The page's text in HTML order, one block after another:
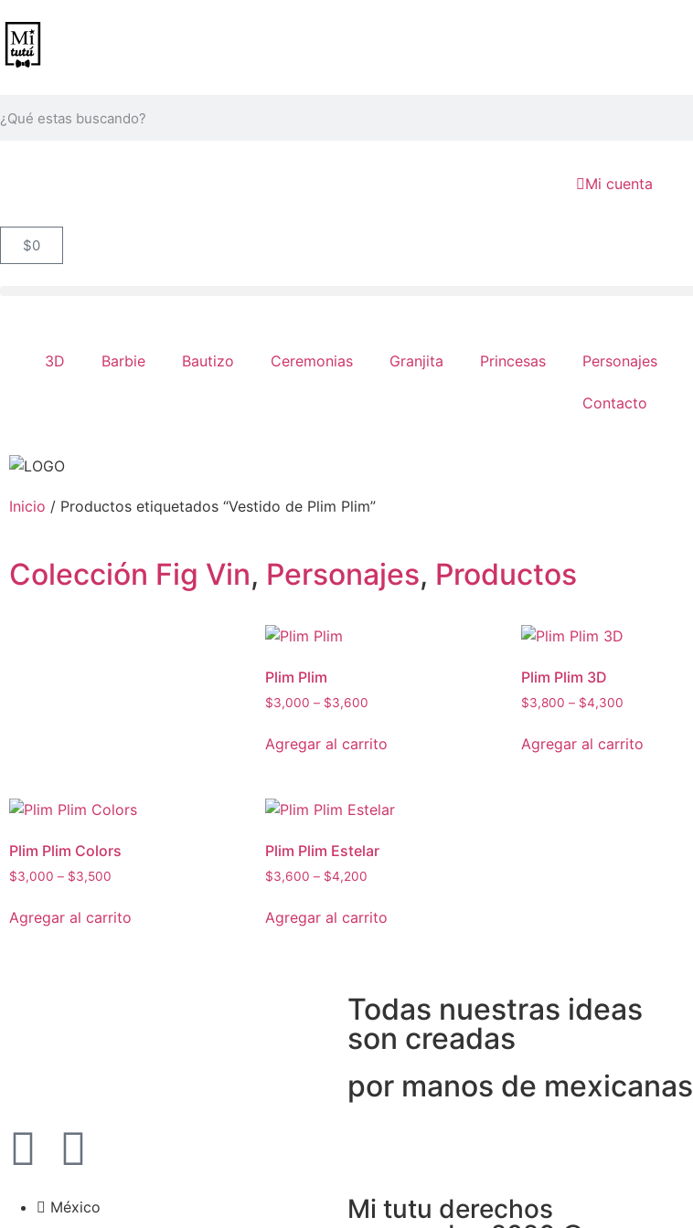
Mi cuenta
$0
3D Barbie Bautizo Ceremonias Granjita Princesas Personajes
Contacto
Inicio / Productos etiquetados “Vestido de Plim Plim”
Colección Fig Vin, Personajes, Productos
Plim Plim
$3,000 – $3,600
Agregar al carrito
Plim Plim 3D
$3,800 – $4,300
Agregar al carrito
Plim Plim Colors
$3,000 – $3,500
Agregar al carrito
Plim Plim Estelar
$3,600 – $4,200
Agregar al carrito
Todas nuestras ideas
son creadas
por manos de mexicanas
México
Mi tutu derechos